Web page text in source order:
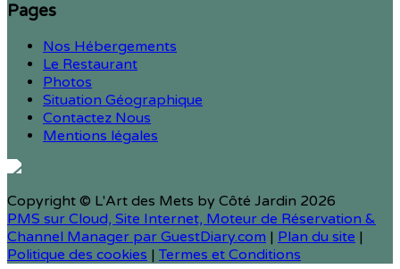
Pages
Nos Hébergements
Le Restaurant
Photos
Situation Géographique
Contactez Nous
Mentions légales
Copyright © L'Art des Mets by Côté Jardin 2026
PMS sur Cloud, Site Internet, Moteur de Réservation &
Channel Manager par GuestDiary.com | Plan du site |
Politique des cookies | Termes et Conditions